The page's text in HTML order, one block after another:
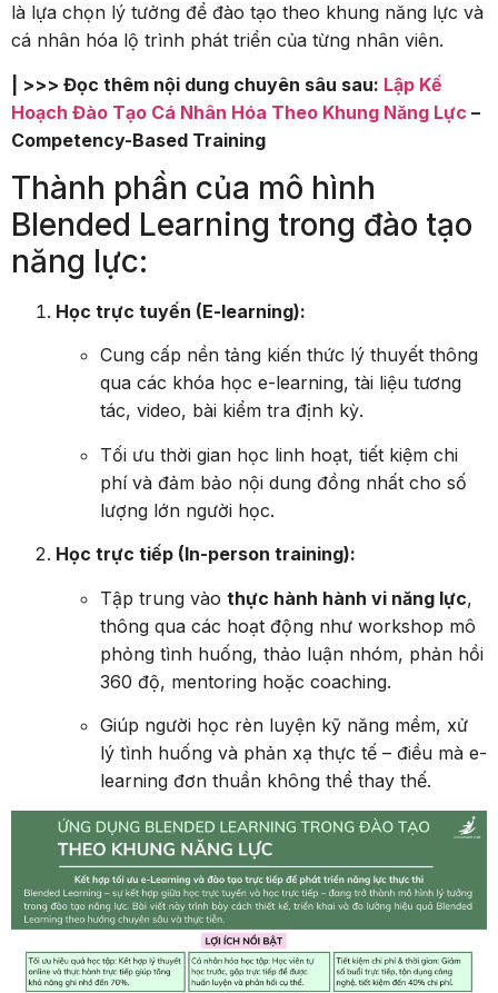
là lựa chọn lý tưởng để đào tạo theo khung năng lực và
cá nhân hóa lộ trình phát triển của từng nhân viên.
| >>> Đọc thêm nội dung chuyên sâu sau: Lập Kế
Hoạch Đào Tạo Cá Nhân Hóa Theo Khung Năng Lực –
Competency-Based Training
Thành phần của mô hình
Blended Learning trong đào tạo
năng lực:
Học trực tuyến (E-learning):
Cung cấp nền tảng kiến thức lý thuyết thông
qua các khóa học e-learning, tài liệu tương
tác, video, bài kiểm tra định kỳ.
Tối ưu thời gian học linh hoạt, tiết kiệm chi
phí và đảm bảo nội dung đồng nhất cho số
lượng lớn người học.
Học trực tiếp (In-person training):
Tập trung vào thực hành hành vi năng lực,
thông qua các hoạt động như workshop mô
phỏng tình huống, thảo luận nhóm, phản hồi
360 độ, mentoring hoặc coaching.
Giúp người học rèn luyện kỹ năng mềm, xử
lý tình huống và phản xạ thực tế – điều mà e-
learning đơn thuần không thể thay thế.